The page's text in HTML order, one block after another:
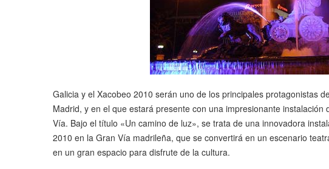
Galicia y el Xacobeo 2010 serán uno de los principales protagonistas
Madrid, y en el que estará presente con una impresionante
Vía. Bajo el título «Un camino de luz», se trata de una innovadora
2010 en la Gran Vía madrileña, que se convertirá en un escenario
en un gran espacio para disfrute de la cultura.